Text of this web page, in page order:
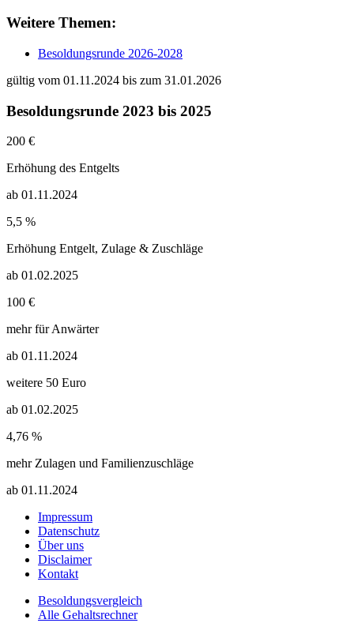
Weitere Themen:
Besoldungsrunde 2026-2028
gültig vom 01.11.2024 bis zum 31.01.2026
Besoldungsrunde 2023 bis 2025
200 €
Erhöhung des Entgelts
ab 01.11.2024
5,5 %
Erhöhung Entgelt, Zulage & Zuschläge
ab 01.02.2025
100 €
mehr für Anwärter
ab 01.11.2024
weitere 50 Euro
ab 01.02.2025
4,76 %
mehr Zulagen und Familienzuschläge
ab 01.11.2024
Impressum
Datenschutz
Über uns
Disclaimer
Kontakt
Besoldungsvergleich
Alle Gehaltsrechner